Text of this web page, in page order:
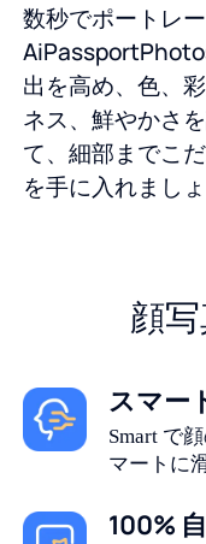
数秒でポートレ
出を高め、色、
ネス、鮮やかさ
て、細部までこ
を手に入れましょ
顔
スマー
Smart で
マートに
100%